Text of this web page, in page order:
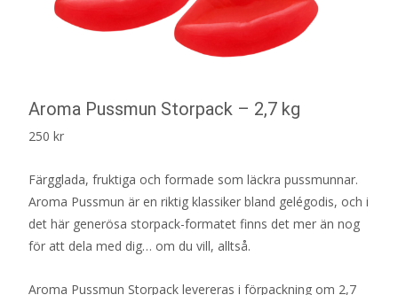
Aroma Pussmun Storpack – 2,7 kg
250 kr
Färgglada, fruktiga och formade som läckra pussmunnar.
Aroma Pussmun är en riktig klassiker bland gelégodis, och i
det här generösa storpack-formatet finns det mer än nog
för att dela med dig… om du vill, alltså.
Aroma Pussmun Storpack levereras i förpackning om 2,7